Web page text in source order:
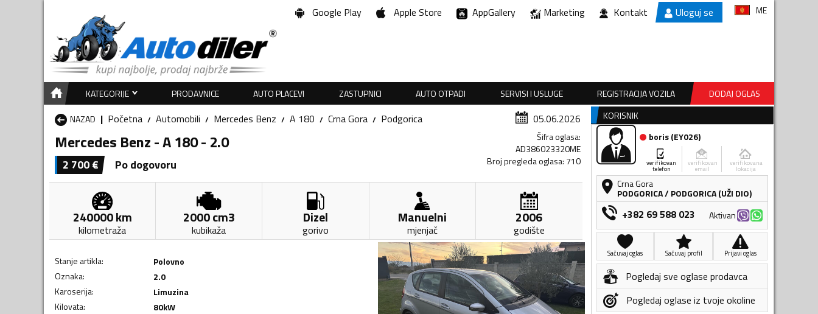
Google Play Apple Store AppGallery Marketing Kontakt Uloguj se ME
KATEGORIJE PRODAVNICE AUTO PLACEVI ZASTUPNICI AUTO OTPADI SERVISI I USLUGE REGISTRACIJA VOZILA
DODAJ OGLAS
NAZAD
Početna Automobili Mercedes Benz A 180 Crna Gora Podgorica 05.06.2026
Mercedes Benz - A 180 - 2.0
2 700€ Po dogovoru
Šifra oglasa:
AD386023320ME
Broj pregleda oglasa: 710
240000km
kilometraža
2000cm3
kubikaža
Dizel
gorivo
Manuelni
mjenjač
2006
godište
Stanje artikla:
Polovno
Oznaka:
2.0
Karoserija:
Limuzina
Kilovata: 80kW
KORISNIK
boris(EY026)
verifikovan
telefon
verifikovan
email
verifikovana
lokacija
Crna Gora
PODGORICA/ PODGORICA (UŽI DIO)
+382 69 588 023 Aktivan
Sačuvaj oglas Sačuvaj profil Prijavi oglas
Pogledaj sve oglase prodavca
Pogledaj oglase iz tvoje okoline